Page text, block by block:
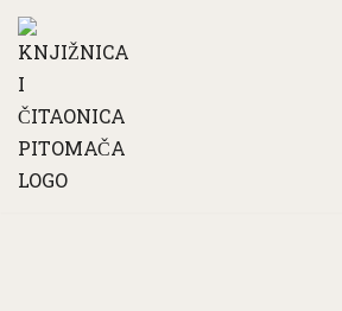
Skip
to
content